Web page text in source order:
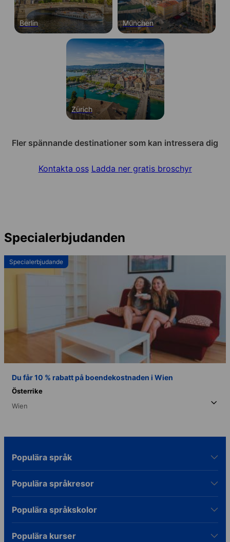
Berlin München
Zürich
Fler spännande destinationer som kan intressera dig
Kontakta oss Ladda ner gratis broschyr
Specialerbjudanden
Specialerbjudande
Du får 10 % rabatt på boendekostnaden i Wien
Österrike
Wien
Populära språk
Populära språkresor
Populära språkskolor
Populära kurser